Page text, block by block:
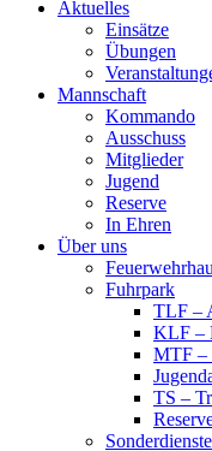
Aktuelles
Einsätze
Übungen
Mannschaft
Kommando
Ausschuss
Mitglieder
Jugend
Reserve
In Ehren
Über uns
Fuhrpark
TLF –
KLF –
MTF –
TS –
Sonderdienste